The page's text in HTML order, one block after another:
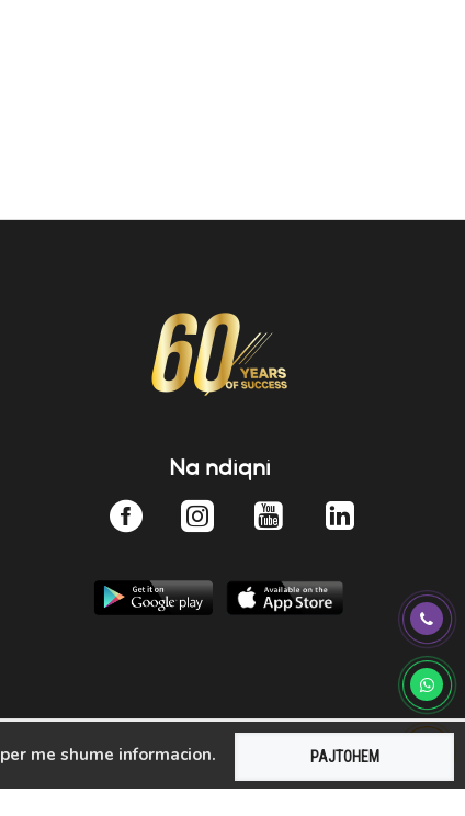
Na ndiqni
PAJTOHEM
per me shume informacion.